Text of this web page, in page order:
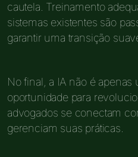
cautela. Treinamento
sistemas existentes são
garantir uma transição
No final, a IA não é
oportunidade para
advogados se conectam
gerenciam suas práticas.